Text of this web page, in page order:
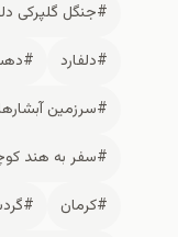
#جنگل گلپرکی
#دلفارد
#سرزمین
#سفر به هند
#كرمان